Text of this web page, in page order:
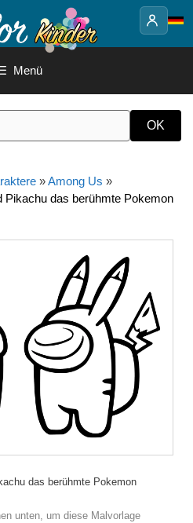
Menü
»Among Us »
Pikachu das berühmte Pokemon
das berühmte Pokemon
unten, um diese Malvorlage